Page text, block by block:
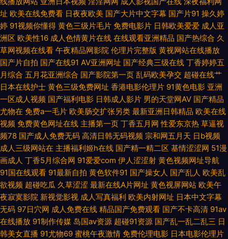
玖玖资源影音先锋 麻豆入口 黑丝AV老司机 福利午夜99 wwwsaocom 91探
花一区在线 91免费在线 91刺激网站 先锋影音va日韩有码 偷拍桃花日韩 日韩
理论 欧美亚洲日韩国产另类 久久综合国产自拍 韩国A片伦理在线观看 国产
123 东京热福利导航 东京热九九精品 爱爱国产区 91最新地址网址 91视频在
线观看地址 91精品在线观看国产 91操熟女 亚洲色情影视在线观看 四虎影音
香蕉久久婷婷一区 天天电影免费版在线看 日韩成人久草青青 欧美成人超踫
AⅤ 久久国内精品 黑丝av在线网站 玖玖成人综合 后入欧美91百花谷 国产在
线ts 国产精品一二三区啪啪 大香蕉伊人在线网 变态AV另类一区 91宅男在线
网站 91热资源站错所 91福利精品人妻 91海角社区在线看 91伊人久热 99热
址 欧美在线免费看 日夜夜欧美 国产大片中文字幕 国产片91 操久婷
婷 91视频你懂得 黄色三级片毛片 免费电影片 日韩欧美爱爱 成人亚
洲区 欧美性16 成人色情黄片在线 在线观看亚洲精品 国产热综合 久
草网视频在线看 午夜精品网影院 伦理片完整版 黄视网站在线播放
国产片自拍 国产在线91 AV亚洲网址 国产经典三级在线 丁香婷婷五
月综合 五月花亚洲综合 国产影院第一页 乱码欧美孕交 超碰在线艹
日本在线护士 黄色三级免费网址 香港电影伦理片 91黄色电影 亚洲
一区成人视频 国产福利电影 日韩成人影片 男的天堂网AV 国产精品
尤物在 免费a一毛片 欧美肠交扩张另类 最新亚洲日韩精品 欧美在线
视频 免费黄色网址在线 主播第一页 丁香五月网 性爱东京热 草逼视
频78 国产成人免费无码 高清日韩无码视频 宗和网五月天 日b视频
成人三级网站在 主播福利姬h在线 国产精一精二区 基情涩涩网 51漫
画成人 丁香5月综合网 91爱爱com 伊人涩涩射 黄色视频网址导航
91国在线观看 91最新自拍 黄色软件91 国产操女人 国产乱人 欧美乱
欲视频 超碰吃瓜 久草涩涩 最新在线A片网址 黄色视屏网站 欧美午
夜寂寞影院 新视觉影视 成人写真福利 欧美内射网址 日本中文字幕
无码 97日穴网 成人免费在线 精品国产免费观看 国产不卡高清 91av
在线播放 91制作传媒 岛国av资源 超碰91资源 国产乱一乱二乱三 日
韩美女直播 91尤物69 蜜桃午夜激情 免费伦理电影 日本电影伦理片